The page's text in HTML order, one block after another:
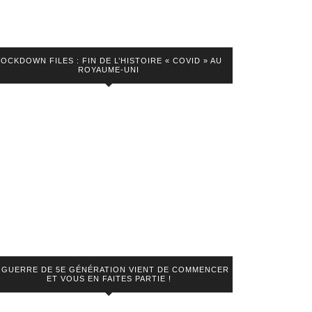
FILES : FIN DE L’HISTOIRE « COVID » AU
ROYAUME-UNI
GUERRE DE 5E GÉNÉRATION VIENT DE COMMENCER
ET VOUS EN FAITES PARTIE !